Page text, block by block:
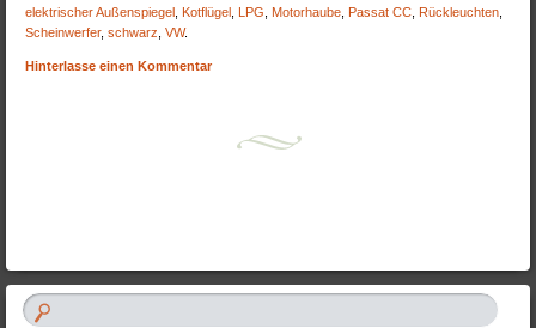
elektrischer Außenspiegel Kotflügel LPG Motorhaube Passat CC Rückleuchten
Scheinwerfer,schwarz ,VW.
Hinterlasse einen Kommentar